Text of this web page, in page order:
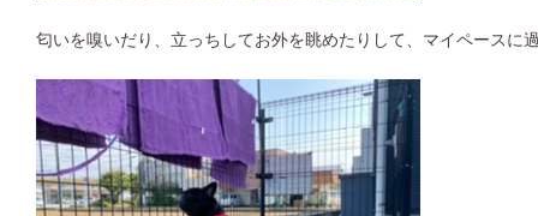
匂いを嗅いだり、立っちしてお外を眺めたりして、マイペースに